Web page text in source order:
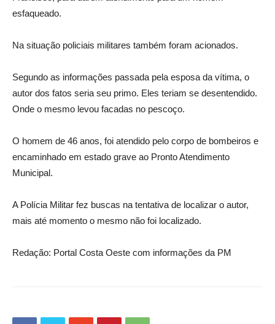
esfaqueado.
Na situação policiais militares também foram acionados.
Segundo as informações passada pela esposa da vítima, o
autor dos fatos seria seu primo. Eles teriam se desentendido.
Onde o mesmo levou facadas no pescoço.
O homem de 46 anos, foi atendido pelo corpo de bombeiros e
encaminhado em estado grave ao Pronto Atendimento
Municipal.
A Polícia Militar fez buscas na tentativa de localizar o autor,
mais até momento o mesmo não foi localizado.
Redação: Portal Costa Oeste com informações da PM